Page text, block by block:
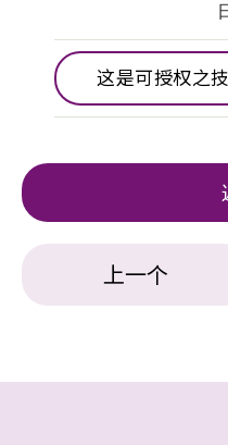
这是可授权之
上一个